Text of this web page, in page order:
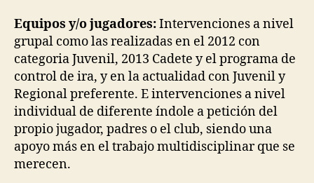
Equipos y/o jugadores:Intervenciones a nivel
grupal como las realizadas en el 2012 con
categoria Juvenil, 2013 Cadete y el programa de
control de ira, y en la actualidad con Juvenil y
Regional preferente. E intervenciones a nivel
individual de diferente índole a petición del
propio jugador, padres o el club, siendo una
apoyo más en el trabajo multidisciplinar que se
merecen.